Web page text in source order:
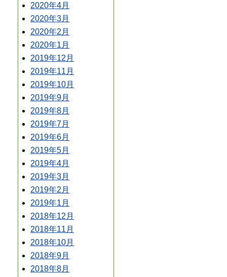
2020年4月
2020年3月
2020年2月
2020年1月
2019年12月
2019年11月
2019年10月
2019年9月
2019年8月
2019年7月
2019年6月
2019年5月
2019年4月
2019年3月
2019年2月
2019年1月
2018年12月
2018年11月
2018年10月
2018年9月
2018年8月